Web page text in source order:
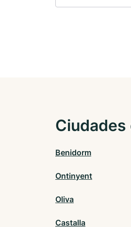
Ciudades
Benidorm
Ontinyent
Oliva
Castalla